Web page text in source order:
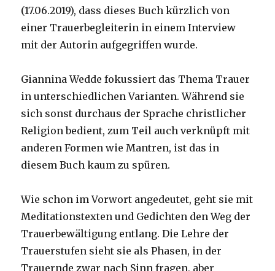
(17.06.2019), dass dieses Buch kürzlich von
einer Trauerbegleiterin in einem Interview
mit der Autorin aufgegriffen wurde.
Giannina Wedde fokussiert das Thema Trauer
in unterschiedlichen Varianten. Während sie
sich sonst durchaus der Sprache christlicher
Religion bedient, zum Teil auch verknüpft mit
anderen Formen wie Mantren, ist das in
diesem Buch kaum zu spüren.
Wie schon im Vorwort angedeutet, geht sie mit
Meditationstexten und Gedichten den Weg der
Trauerbewältigung entlang. Die Lehre der
Trauerstufen sieht sie als Phasen, in der
Trauernde zwar nach Sinn fragen, aber